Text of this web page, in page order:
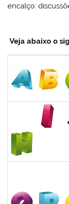
encalço:
Veja abaixo o